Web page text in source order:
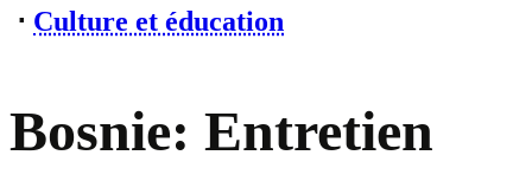
⋅ Culture et éducation
Bosnie: Entretien